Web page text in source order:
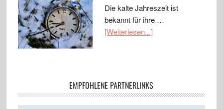
Die kalte Jahreszeit ist
bekannt für ihre …
[Weiterlesen...]
EMPFOHLENE PARTNERLINKS